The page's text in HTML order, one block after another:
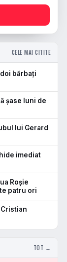
CELE MAI CITITE
bărbați
șase luni de
lui Gerard
imediat
Roșie
patru ori
TOT →